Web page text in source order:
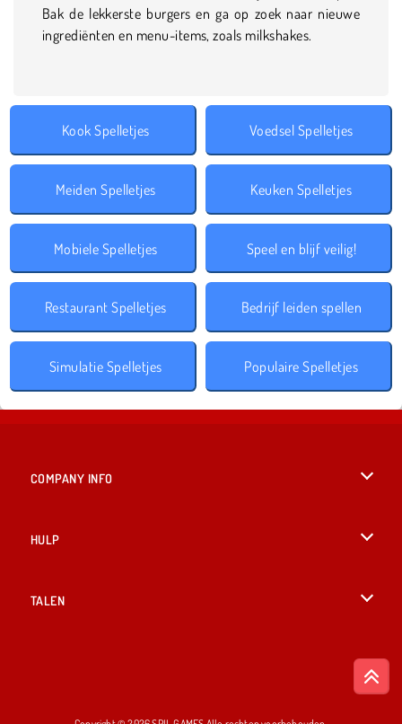
Bak de lekkerste burgers en ga op zoek naar nieuwe
ingrediënten en menu-items, zoals milkshakes.
Kook Spelletjes Voedsel Spelletjes
Meiden Spelletjes Keuken Spelletjes
Mobiele Spelletjes Speel en blijf veilig!
Restaurant Spelletjes Bedrijf leiden spellen
Simulatie Spelletjes Populaire Spelletjes
COMPANY INFO
HULP
TALEN